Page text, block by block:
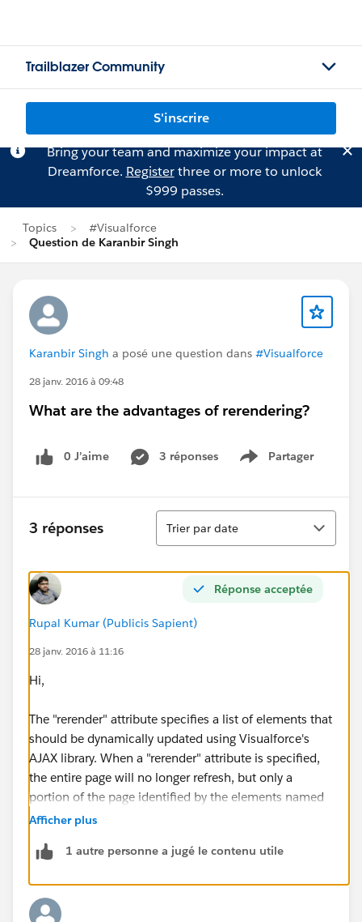
Trailblazer Community
S'inscrire
Bring your team and maximize your impact at
Dreamforce. Registerthree or more to unlock
$999 passes.
Topics
#Visualforce
Question de Karanbir Singh
Karanbir Singh a posé une question dans #Visualforce
28 janv. 2016 à 09:48
What are the advantages of rerendering?
0 J’aime 3 réponses Partager
Show menu
3 réponses
Tri
Trier par date
Réponse acceptée
Rupal Kumar (Publicis Sapient)
28 janv. 2016 à 11:16
Hi,
The "rerender" attribute specifies a list of elements that
should be dynamically updated using Visualforce's
AJAX library. When a "rerender" attribute is specified,
the entire page will no longer refresh, but only a
portion of the page identified by the elements named
in the "rerender" attribute. This may be desirable, as
reloading (noticable on slower connections), but will
connections, it is recommended that you use the
"status" attribute in addition to the "rerender" attribute
Afficher plus
1 autre personne a jugé le contenu utile